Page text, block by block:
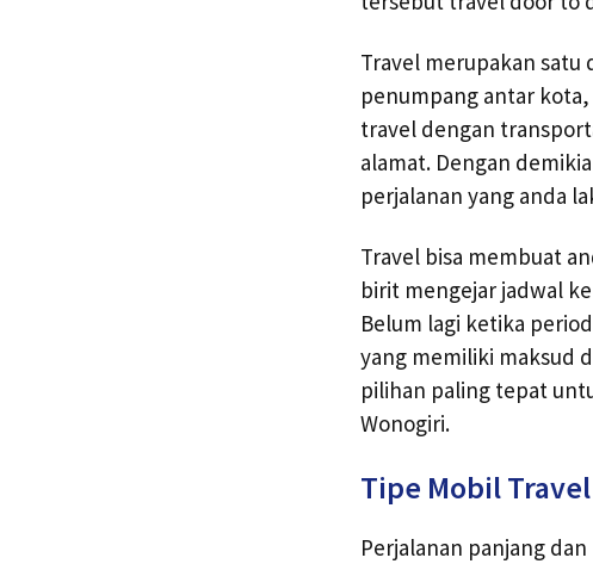
Travel merupakan satu
penumpang antar
travel dengan
alamat. Dengan
perjalanan yang anda
Travel bisa membuat
birit mengejar jadwal
Belum lagi ketika
yang memiliki maksud
pilihan paling tepat
Wonogiri.
Tipe Mobil Travel
Perjalanan panjang